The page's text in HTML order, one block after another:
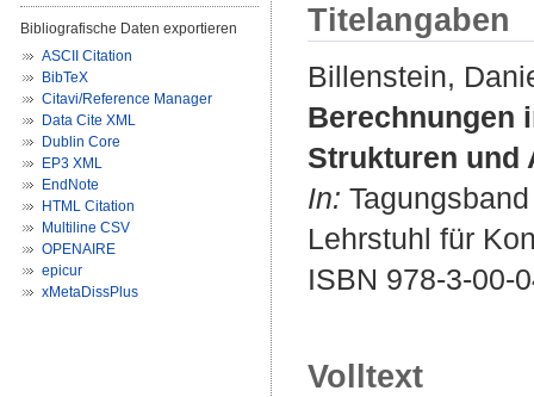
Bibliografische Daten exportieren
ASCII Citation
BibTeX
Citavi/Reference Manager
Data Cite XML
Dublin Core
EP3 XML
EndNote
HTML Citation
Multiline CSV
OPENAIRE
epicur
xMetaDissPlus
Titelangaben
Billenstein,
Berechnungen
Strukturen und
In:
Lehrstuhl für
ISBN 978-3-00-
Volltext